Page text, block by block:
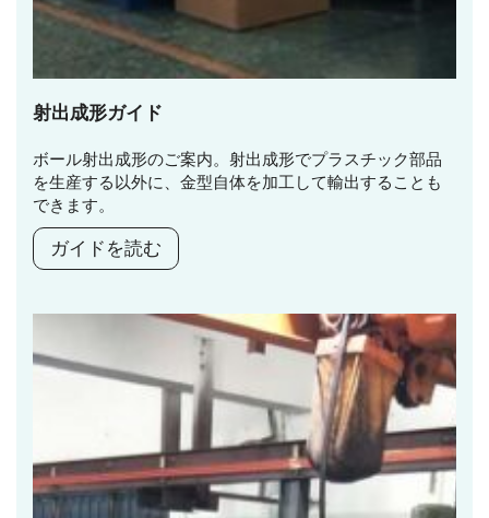
射出成形ガイド
ボール射出成形のご案内。射出成形でプラスチック部品
を生産する以外に、金型自体を加工して輸出することも
できます。
ガイドを読む